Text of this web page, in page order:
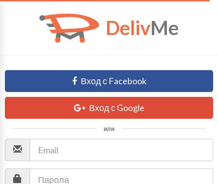
DelivMe
Вход с Facebook
Вход с Google
или